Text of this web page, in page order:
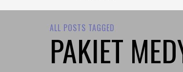
ALL POSTS TAGGED
PAKIET